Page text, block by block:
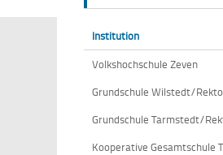
Institution
Volkshochschule Zeven
Grundschule Wilstedt/
Grundschule Tarmstedt/
Kooperative